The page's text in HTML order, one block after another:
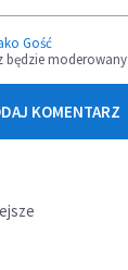
Gość
będzie moderowany
KOMENTARZ